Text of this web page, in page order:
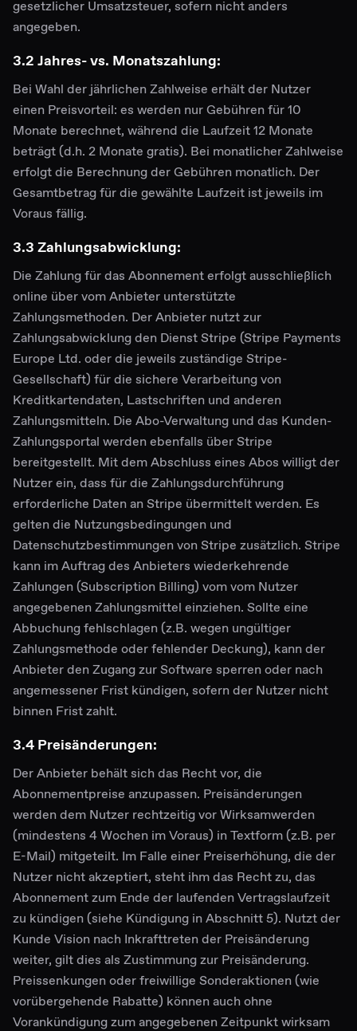
gesetzlicher Umsatzsteuer, sofern nicht anders
angegeben.
3.2 Jahres- vs. Monatszahlung:
Bei Wahl der jährlichen Zahlweise erhält der Nutzer
einen Preisvorteil: es werden nur Gebühren für 10
Monate berechnet, während die Laufzeit 12 Monate
beträgt (d.h. 2 Monate gratis). Bei monatlicher Zahlweise
erfolgt die Berechnung der Gebühren monatlich. Der
Gesamtbetrag für die gewählte Laufzeit ist jeweils im
Voraus fällig.
3.3 Zahlungsabwicklung:
Die Zahlung für das Abonnement erfolgt ausschließlich
online über vom Anbieter unterstützte
Zahlungsmethoden. Der Anbieter nutzt zur
Zahlungsabwicklung den Dienst Stripe (Stripe Payments
Europe Ltd. oder die jeweils zuständige Stripe-
Gesellschaft) für die sichere Verarbeitung von
Kreditkartendaten, Lastschriften und anderen
Zahlungsmitteln. Die Abo-Verwaltung und das Kunden-
Zahlungsportal werden ebenfalls über Stripe
bereitgestellt. Mit dem Abschluss eines Abos willigt der
Nutzer ein, dass für die Zahlungsdurchführung
erforderliche Daten an Stripe übermittelt werden. Es
gelten die Nutzungsbedingungen und
Datenschutzbestimmungen von Stripe zusätzlich. Stripe
kann im Auftrag des Anbieters wiederkehrende
Zahlungen (Subscription Billing) vom vom Nutzer
angegebenen Zahlungsmittel einziehen. Sollte eine
Abbuchung fehlschlagen (z.B. wegen ungültiger
Zahlungsmethode oder fehlender Deckung), kann der
Anbieter den Zugang zur Software sperren oder nach
angemessener Frist kündigen, sofern der Nutzer nicht
binnen Frist zahlt.
3.4 Preisänderungen:
Der Anbieter behält sich das Recht vor, die
Abonnementpreise anzupassen. Preisänderungen
werden dem Nutzer rechtzeitig vor Wirksamwerden
(mindestens 4 Wochen im Voraus) in Textform (z.B. per
E-Mail) mitgeteilt. Im Falle einer Preiserhöhung, die der
Nutzer nicht akzeptiert, steht ihm das Recht zu, das
Abonnement zum Ende der laufenden Vertragslaufzeit
zu kündigen (siehe Kündigung in Abschnitt 5). Nutzt der
Kunde Vision nach Inkrafttreten der Preisänderung
weiter, gilt dies als Zustimmung zur Preisänderung.
Preissenkungen oder freiwillige Sonderaktionen (wie
vorübergehende Rabatte) können auch ohne
Vorankündigung zum angegebenen Zeitpunkt wirksam